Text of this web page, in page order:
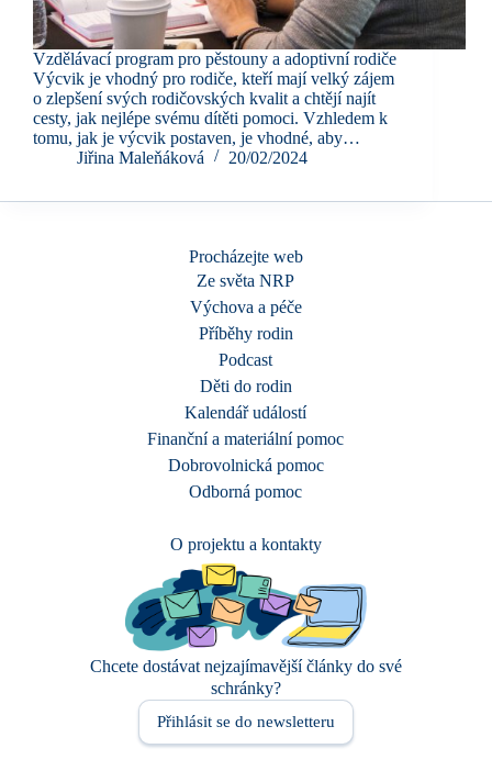
Vzdělávací program pro pěstouny a adoptivní rodiče
Výcvik je vhodný pro rodiče, kteří mají velký zájem
o zlepšení svých rodičovských kvalit a chtějí najít
cesty, jak nejlépe svému dítěti pomoci. Vzhledem k
tomu, jak je výcvik postaven, je vhodné, aby…
Jiřina Maleňáková
20/02/2024
Procházejte web
Ze světa NRP
Výchova a péče
Příběhy rodin
Podcast
Děti do rodin
Kalendář událostí
Finanční a materiální pomoc
Dobrovolnická pomoc
Odborná pomoc
O projektu a kontakty
Chcete dostávat nejzajímavější články do své
schránky?
Přihlásit se do newsletteru